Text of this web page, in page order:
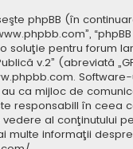
phpBB (în continuare
“phpBB
soluţie pentru forum
v.2” (abreviată
.
ca mijloc de
responsabill în ceea
al conţinutului
multe informaţii despre